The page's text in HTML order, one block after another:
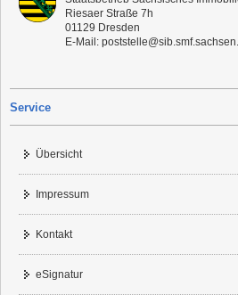
Riesaer Straße 7h
01129 Dresden
E-Mail:
Service
Übersicht
Impressum
Kontakt
eSignatur